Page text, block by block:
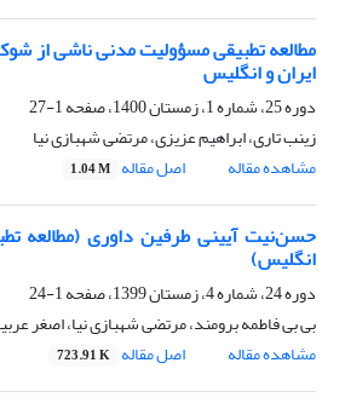
مطالعه تطبیقی مسؤولیت مدنی ناشی از
ایران و انگلیس
دوره 25، شماره 1، زمستان 1400، صفحه
1-27
زینب تاری، ابراهیم عزیزی، مرتضی شهبازی نیا
مشاهده مقاله
اصل مقاله 1.04 M
حسن‌نیت آیینی طرفین داوری (مطالعه
انگلیس)
دوره 24، شماره 4، زمستان 1399، صفحه
1-24
بی بی فاطمه برومند، مرتضی شهبازی نیا، اصغر
مشاهده مقاله
اصل مقاله 723.91 K